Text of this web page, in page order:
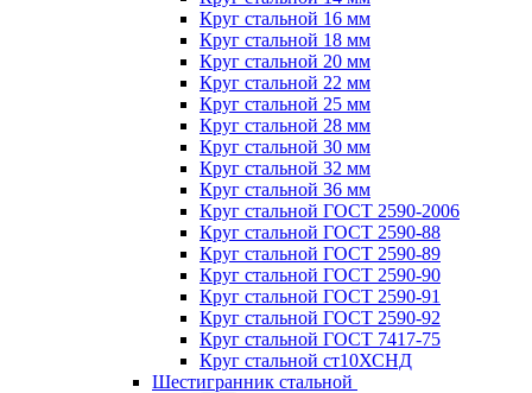
Круг стальной 16 мм
Круг стальной 18 мм
Круг стальной 20 мм
Круг стальной 22 мм
Круг стальной 25 мм
Круг стальной 28 мм
Круг стальной 30 мм
Круг стальной 32 мм
Круг стальной 36 мм
Круг стальной ГОСТ 2590-2006
Круг стальной ГОСТ 2590-88
Круг стальной ГОСТ 2590-89
Круг стальной ГОСТ 2590-90
Круг стальной ГОСТ 2590-91
Круг стальной ГОСТ 2590-92
Круг стальной ГОСТ 7417-75
Круг стальной ст10ХСНД
Шестигранник стальной